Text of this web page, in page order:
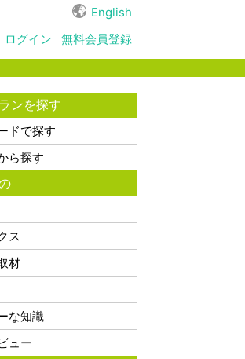
English
ログイン
無料会員登録
ンを探す
ドで探す
ら探す
ス
材
な知識
ュー